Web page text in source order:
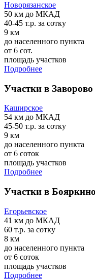
Новорязанское
50 км до МКАД
40-45 т.р. за сотку
9 км
до населенного пункта
от 6 сот.
площадь участков
Подробнее
Участки в
Каширское
54 км до МКАД
45-50 т.р. за сотку
9 км
до населенного пункта
от 6 соток
площадь участков
Подробнее
Участки в Бояркино
Егорьевское
41 км до МКАД
60 т.р. за сотку
8 км
до населенного пункта
от 6 соток
площадь участков
Подробнее